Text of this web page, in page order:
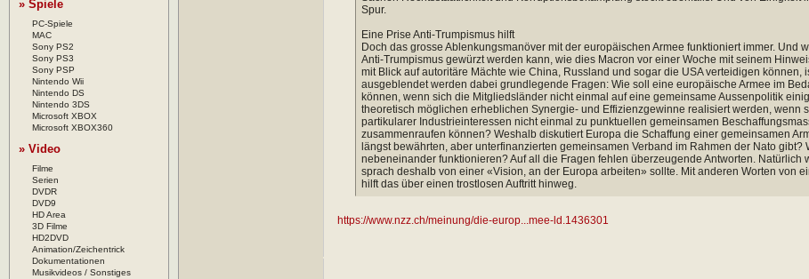
» Spiele
PC-Spiele
MAC
Sony PS2
Sony PS3
Sony PSP
Nintendo Wii
Nintendo DS
Nintendo 3DS
Microsoft XBOX
Microsoft XBOX360
» Video
Filme
Serien
DVDR
DVD9
HD Area
3D Filme
HD2DVD
Animation/Zeichentrick
Dokumentationen
Musikvideos / Sonstiges
Spur.
Eine Prise Anti-Trumpismus hilft
Doch das grosse Ablenkungsmanöver mit der europäischen Armee funktioniert immer. Und
Anti-Trumpismus gewürzt werden kann, wie dies Macron vor einer Woche mit seinem
mit Blick auf autoritäre Mächte wie China, Russland und sogar die USA verteidigen können,
ausgeblendet werden dabei grundlegende Fragen: Wie soll eine europäische Armee im
können, wenn sich die Mitgliedsländer nicht einmal auf eine gemeinsame Aussenpolitik
theoretisch möglichen erheblichen Synergie- und Effizienzgewinne realisiert werden, wenn
partikularer Industrieinteressen nicht einmal zu punktuellen gemeinsamen
zusammenraufen können? Weshalb diskutiert Europa die Schaffung einer gemeinsamen
längst bewährten, aber unterfinanzierten gemeinsamen Verband im Rahmen der Nato gibt?
nebeneinander funktionieren? Auf all die Fragen fehlen überzeugende Antworten. Natürlich
sprach deshalb von einer «Vision, an der Europa arbeiten» sollte. Mit anderen Worten von
hilft das über einen trostlosen Auftritt hinweg.
https://www.nzz.ch/meinung/die-europ...mee-ld.1436301